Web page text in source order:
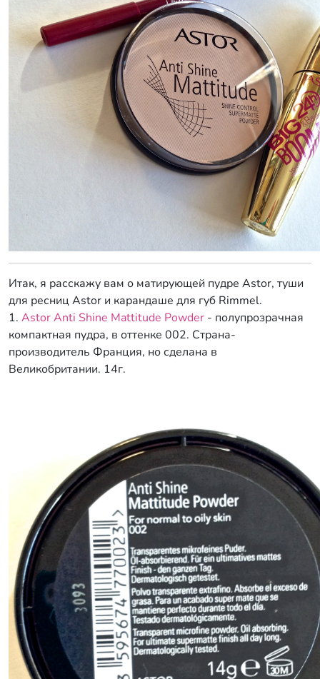
Итак, я расскажу вам о матирующей пудре Astor, туши
для ресниц Astor и карандаше для губ Rimmel.
1. Astor Anti Shine Mattitude Powder - полупрозрачная
компактная пудра, в оттенке 002. Страна-
производитель Франция, но сделана в
Великобритании. 14г.